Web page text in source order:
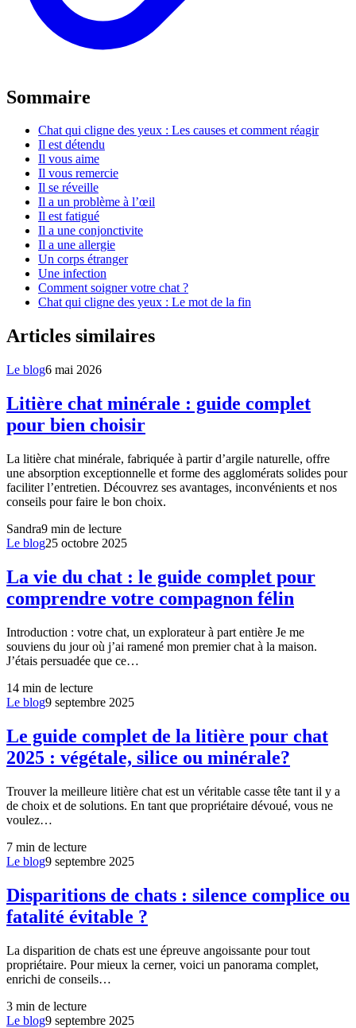
Sommaire
Chat qui cligne des yeux : Les causes et comment réagir
Il est détendu
Il vous aime
Il vous remercie
Il se réveille
Il a un problème à l’œil
Il est fatigué
Il a une conjonctivite
Il a une allergie
Un corps étranger
Une infection
Comment soigner votre chat ?
Chat qui cligne des yeux : Le mot de la fin
Articles similaires
Le blog6 mai 2026
Litière chat minérale : guide complet
pour bien choisir
La litière chat minérale, fabriquée à partir d’argile naturelle, offre
une absorption exceptionnelle et forme des agglomérats solides pour
faciliter l’entretien. Découvrez ses avantages, inconvénients et nos
conseils pour faire le bon choix.
Sandra9 min de lecture
Le blog25 octobre 2025
La vie du chat : le guide complet pour
comprendre votre compagnon félin
Introduction : votre chat, un explorateur à part entière Je me
souviens du jour où j’ai ramené mon premier chat à la maison.
J’étais persuadée que ce…
14 min de lecture
Le blog9 septembre 2025
Le guide complet de la litière pour chat
2025 : végétale, silice ou minérale?
Trouver la meilleure litière chat est un véritable casse tête tant il y a
de choix et de solutions. En tant que propriétaire dévoué, vous ne
voulez…
7 min de lecture
Le blog9 septembre 2025
Disparitions de chats : silence complice ou
fatalité évitable ?
La disparition de chats est une épreuve angoissante pour tout
propriétaire. Pour mieux la cerner, voici un panorama complet,
enrichi de conseils…
3 min de lecture
Le blog9 septembre 2025